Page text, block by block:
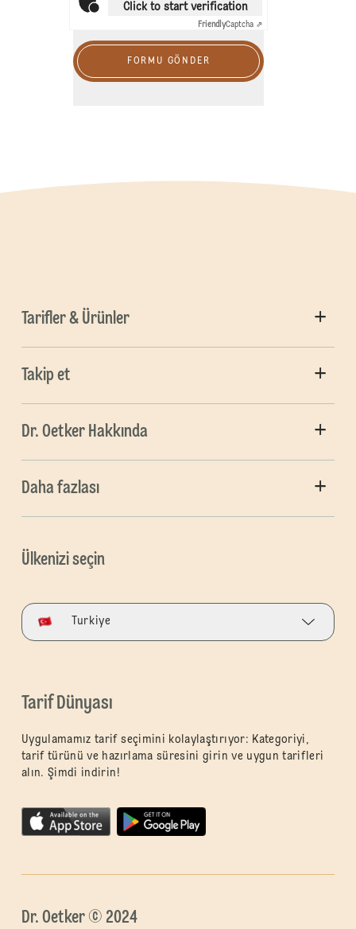
Click to start verification
FriendlyCaptcha ⇗
FORMU GÖNDER
Tarifler & Ürünler
Takip et
Dr. Oetker Hakkında
Daha fazlası
Ülkenizi seçin
Turkiye
Tarif Dünyası
Uygulamamız tarif seçimini kolaylaştırıyor: Kategoriyi,
tarif türünü ve hazırlama süresini girin ve uygun tarifleri
alın. Şimdi indirin!
Dr. Oetker © 2024